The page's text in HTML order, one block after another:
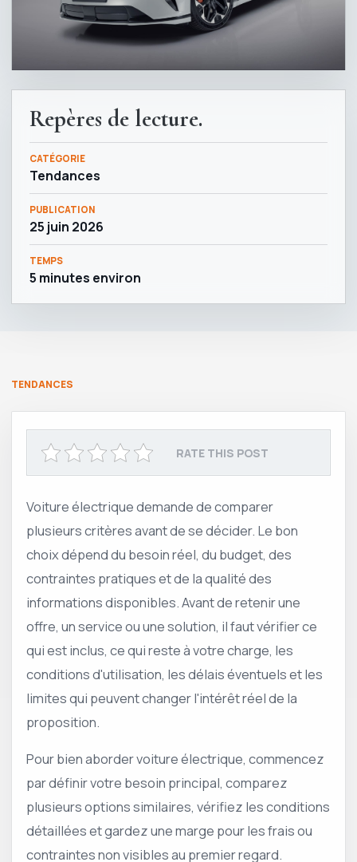
Repères de lecture.
CATÉGORIE
Tendances
PUBLICATION
25 juin 2026
TEMPS
5 minutes environ
TENDANCES
RATE THIS POST
Voiture électrique demande de comparer
plusieurs critères avant de se décider. Le bon
choix dépend du besoin réel, du budget, des
contraintes pratiques et de la qualité des
informations disponibles. Avant de retenir une
offre, un service ou une solution, il faut vérifier ce
qui est inclus, ce qui reste à votre charge, les
conditions d'utilisation, les délais éventuels et les
limites qui peuvent changer l'intérêt réel de la
proposition.
Pour bien aborder voiture électrique, commencez
par définir votre besoin principal, comparez
plusieurs options similaires, vérifiez les conditions
détaillées et gardez une marge pour les frais ou
contraintes non visibles au premier regard.